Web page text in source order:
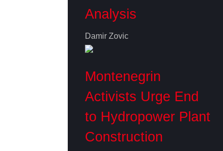
Analysis
Damir Zovic
Montenegrin
Activists Urge End
to Hydropower Plant
Construction